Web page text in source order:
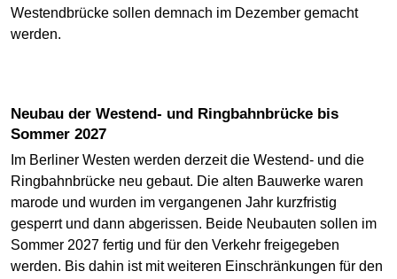
Westendbrücke sollen demnach im Dezember gemacht
werden.
Neubau der Westend- und Ringbahnbrücke bis
Sommer 2027
Im Berliner Westen werden derzeit die Westend- und die
Ringbahnbrücke neu gebaut. Die alten Bauwerke waren
marode und wurden im vergangenen Jahr kurzfristig
gesperrt und dann abgerissen. Beide Neubauten sollen im
Sommer 2027 fertig und für den Verkehr freigegeben
werden. Bis dahin ist mit weiteren Einschränkungen für den